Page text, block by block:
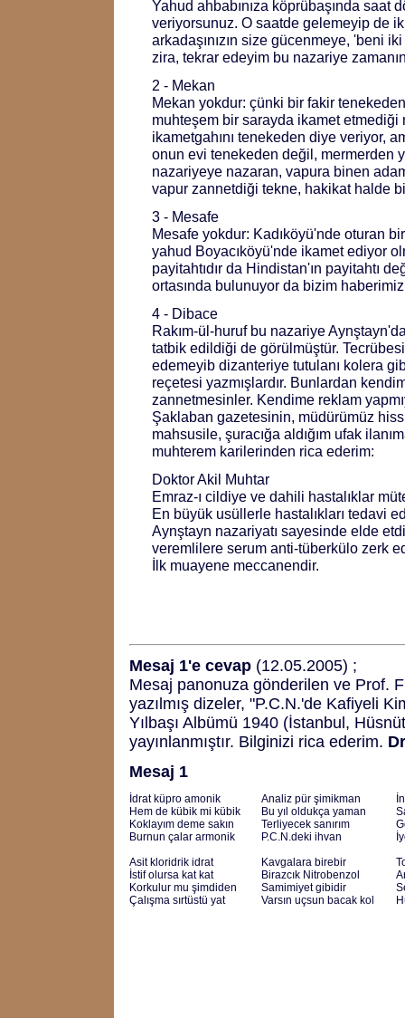
Yahud ahbabınıza köprübaşında saat
veriyorsunuz. O saatde gelemeyip de
arkadaşınızın size gücenmeye, 'beni
zira, tekrar edeyim bu nazariye
2 - Mekan
Mekan yokdur: çünki bir fakir
muhteşem bir sarayda ikamet
ikametgahını tenekeden diye veriyor,
onun evi tenekeden değil, mermerden
nazariyeye nazaran, vapura binen
vapur zannetdiği tekne, hakikat halde
3 - Mesafe
Mesafe yokdur: Kadıköyü'nde oturan
yahud Boyacıköyü'nde ikamet ediyor
payitahtıdır da Hindistan'ın payitahtı
ortasında bulunuyor da bizim
4 - Dibace
Rakım-ül-huruf bu nazariye
tatbik edildiği de görülmüştür.
edemeyib dizanteriye tutulanı kolera
reçetesi yazmışlardır. Bunlardan
zannetmesinler. Kendime reklam
Şaklaban gazetesinin, müdürümüz
mahsusile, şuracığa aldığım ufak
muhterem karilerinden rica ederim:
Doktor Akil Muhtar
Emraz-ı cildiye ve dahili hastalıklar
En büyük usüllerle hastalıkları tedavi
Aynştayn nazariyatı sayesinde elde
veremlilere serum anti-tüberkülo zerk
İlk muayene meccanendir.
Mesaj 1'e cevap (12.05.2005) ;
Mesaj panonuza gönderilen ve Prof.
yazılmış dizeler, "P.C.N.'de Kafiyeli
Yılbaşı Albümü 1940 (İstanbul,
yayınlanmıştır. Bilginizi rica ederim.
Mesaj 1
İdrat küpro amonik
Hem de kübik mi kübik
Koklayım deme sakın
Burnun çalar armonik
Asit kloridrik idrat
İstif olursa kat kat
Korkulur mu şimdiden
Çalışma sırtüstü yat
Analiz pür şimikman
Bu yıl oldukça yaman
Terliyecek sanırım
P.C.N.deki ihvan
Kavgalara birebir
Birazcık Nitrobenzol
Samimiyet gibidir
Varsın uçsun bacak kol